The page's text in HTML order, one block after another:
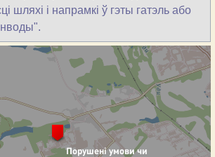
шляхі і напрамкі ў гэты гатэль або